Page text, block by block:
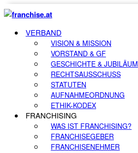
VERBAND
VISION & MISSION
VORSTAND & GF
GESCHICHTE & JUBILÄUM
RECHTSAUSSCHUSS
STATUTEN
AUFNAHMEORDNUNG
ETHIK-KODEX
FRANCHISING
WAS IST FRANCHISING?
FRANCHISEGEBER
FRANCHISENEHMER